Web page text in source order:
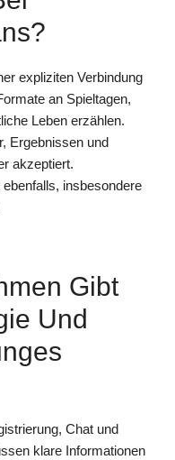
expliziten Verbindung
an Spieltagen,
Leben erzählen.
Ergebnissen und
akzeptiert.
insbesondere
Gibt
Und
Chat und
klare Informationen